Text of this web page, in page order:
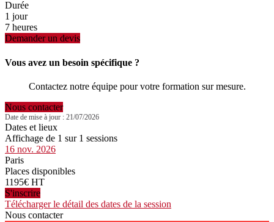
Durée
1 jour
7 heures
Demander un devis
Vous avez un besoin spécifique ?
Contactez notre équipe pour votre formation sur mesure.
Nous contacter
Date de mise à jour : 21/07/2026
Dates et lieux
Affichage de 1 sur 1 sessions
16 nov. 2026
Paris
Places disponibles
1195€ HT
S'inscrire
Télécharger le détail des dates de la session
Nous contacter